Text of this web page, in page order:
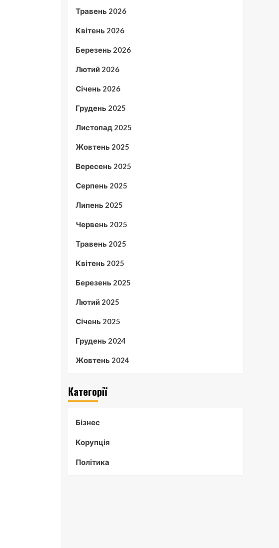
Травень 2026
Квітень 2026
Березень 2026
Лютий 2026
Січень 2026
Грудень 2025
Листопад 2025
Жовтень 2025
Вересень 2025
Серпень 2025
Липень 2025
Червень 2025
Травень 2025
Квітень 2025
Березень 2025
Лютий 2025
Січень 2025
Грудень 2024
Жовтень 2024
Категорії
Бізнес
Корупція
Політика